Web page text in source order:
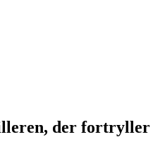
der fortryller